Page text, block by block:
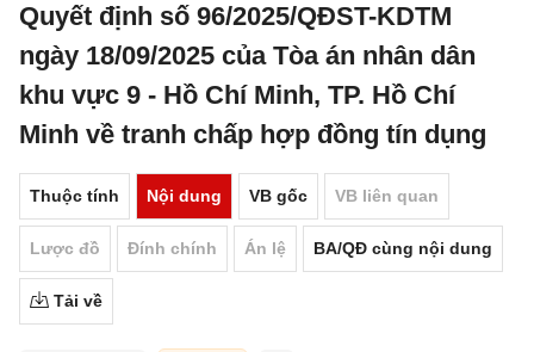
Quyết định số 96/2025/QĐST-KDTM
ngày 18/09/2025 của Tòa án nhân dân
khu vực 9 - Hồ Chí Minh, TP. Hồ Chí
Minh về tranh chấp hợp đồng tín dụng
Thuộc tính Nội dung VB gốc VB liên quan
Lược đồ Đính chính Án lệ BA/QĐ cùng nội dung
Tải về